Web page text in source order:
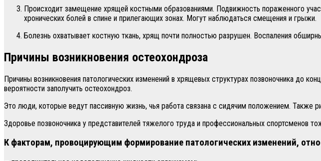
Происходит замещение хрящей костными образованиями. Подвижность пораженного
хронических болей в спине и прилегающих зонах. Могут наблюдаться смещения и грыжи.
Болезнь охватывает костную ткань, хрящ почти полностью разрушен. Воспаления
Причины возникновения остеохондроза
Причины возникновения патологических изменений в хрящевых структурах позвоночника до
вероятности заполучить остеохондроз.
Это люди, которые ведут пассивную жизнь, чья работа связана с сидячим положением.
Здоровье позвоночника у представителей тяжелого труда и профессиональных спортсменов
К факторам, провоцирующим формирование патологических изменений,